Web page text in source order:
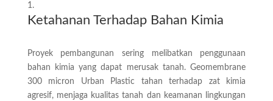
Ketahanan Terhadap Bahan Kimia
Proyek pembangunan sering melibatkan penggunaan
bahan kimia yang dapat merusak tanah. Geomembrane
300 micron Urban Plastic tahan terhadap zat kimia
agresif, menjaga kualitas tanah dan keamanan lingkungan